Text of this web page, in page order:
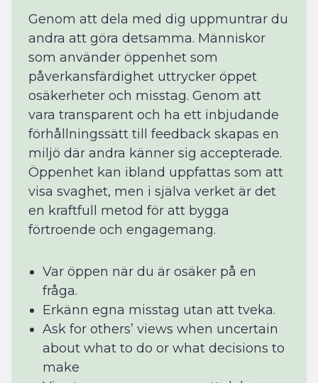
Genom att dela med dig uppmuntrar du
andra att göra detsamma. Människor
som använder öppenhet som
påverkansfärdighet uttrycker öppet
osäkerheter och misstag. Genom att
vara transparent och ha ett inbjudande
förhållningssätt till feedback skapas en
miljö där andra känner sig accepterade.
Öppenhet kan ibland uppfattas som att
visa svaghet, men i själva verket är det
en kraftfull metod för att bygga
förtroende och engagemang.
Var öppen när du är osäker på en
fråga.
Erkänn egna misstag utan att tveka.
Ask for others’ views when uncertain
about what to do or what decisions to
make